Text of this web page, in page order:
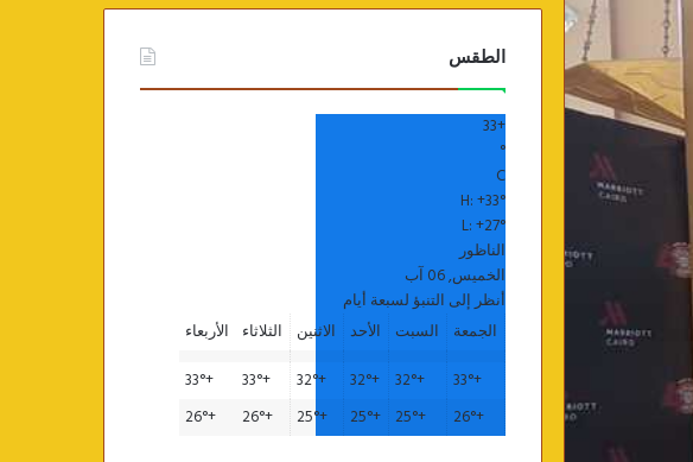
الطقس
+
33
°
C
H:+33°
L:+27°
الناظور
الخميس, 06 آب
أنظر إلى التنبؤ لسبعة أيام
الجمعة
السبت الأحد الاثنين الثلاثاء
الأربعاء
+
33°
+
32°
+
32°
+
32°
+
33°
+
33°
+
26°
+
25°
+
25°
+
25°
+
26°
+
26°